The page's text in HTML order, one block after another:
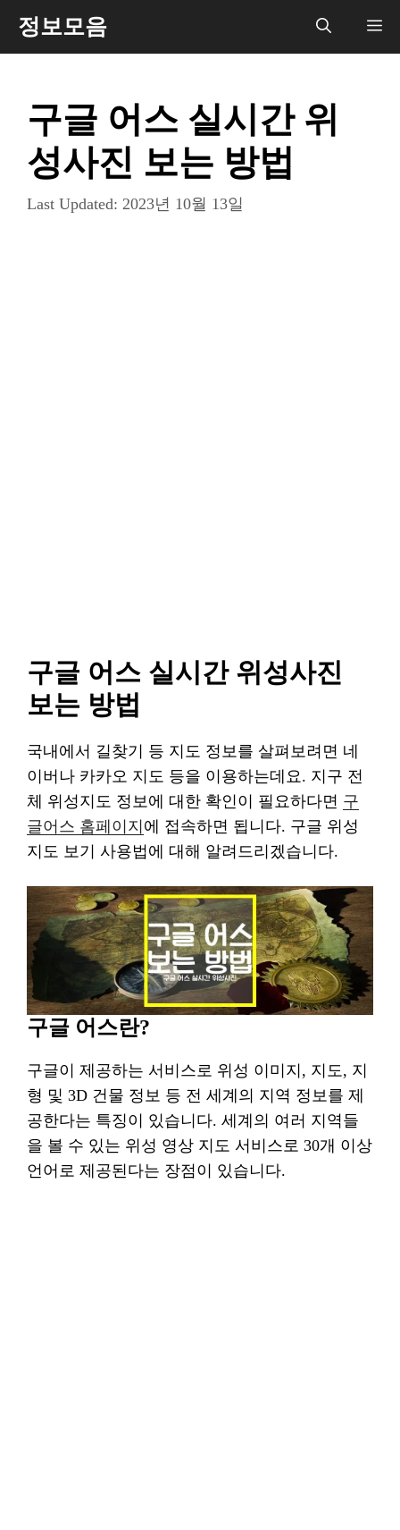
정보모음 메
구글 어스 실시간 위
성사진 보는 방법
Last Updated: 2023년 10월 13일
구글 어스 실시간 위성사진
보는 방법
국내에서 길찾기 등 지도 정보를 살펴보려면 네
이버나 카카오 지도 등을 이용하는데요. 지구 전
체 위성지도 정보에 대한 확인이 필요하다면 구
글어스 홈페이지 에 접속하면 됩니다. 구글 위성
지도 보기 사용법에 대해 알려드리겠습니다.
구글 어스란?
구글이 제공하는 서비스로 위성 이미지, 지도, 지
형 및 3D 건물 정보 등 전 세계의 지역 정보를 제
공한다는 특징이 있습니다. 세계의 여러 지역들
을 볼 수 있는 위성 영상 지도 서비스로 30개 이상
언어로 제공된다는 장점이 있습니다.